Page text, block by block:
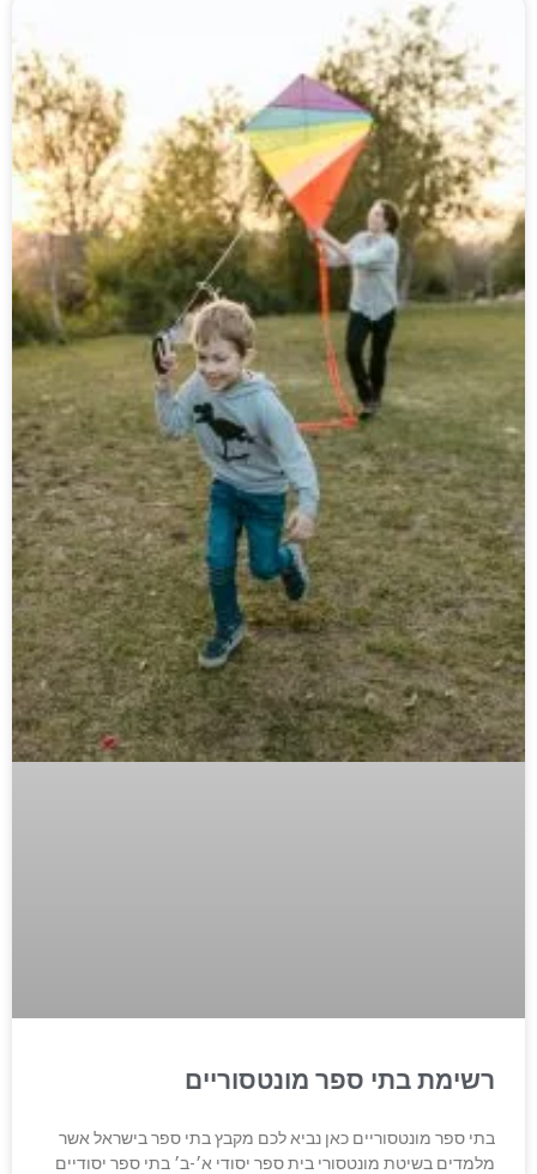
רשימת בתי ספר מונטסוריים
בתי ספר מונטסוריים כאן נביא לכם מקבץ בתי ספר בישראל אשר
מלמדים בשיטת מונטסורי בית ספר יסודי א׳-ב׳ בתי ספר יסודיים